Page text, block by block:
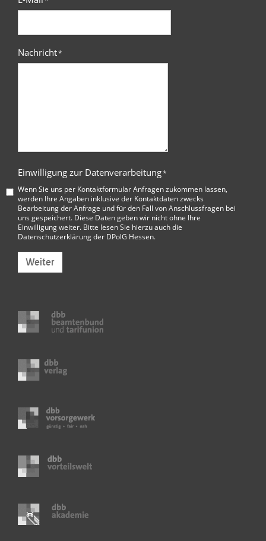
Nachricht*
Einwilligung zur Datenverarbeitung*
Wenn Sie uns per Kontaktformular Anfragen zukommen lassen,
werden Ihre Angaben inklusive der Kontaktdaten zwecks
Bearbeitung der Anfrage und für den Fall von Anschlussfragen bei
uns gespeichert. Diese Daten geben wir nicht ohne Ihre
Einwilligung weiter. Bitte lesen Sie hierzu auch die
Datenschutzerklärung der DPolG Hessen.
Weiter